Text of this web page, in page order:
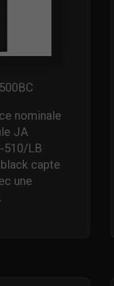
nominale
JA
510/LB
capte
une